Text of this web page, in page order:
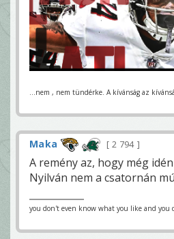
...nem , nem tündérke. A kívánság az
Maka 2 794
A remény az, hogy még
Nyilván nem a csatornán
you don't even know what you like and you